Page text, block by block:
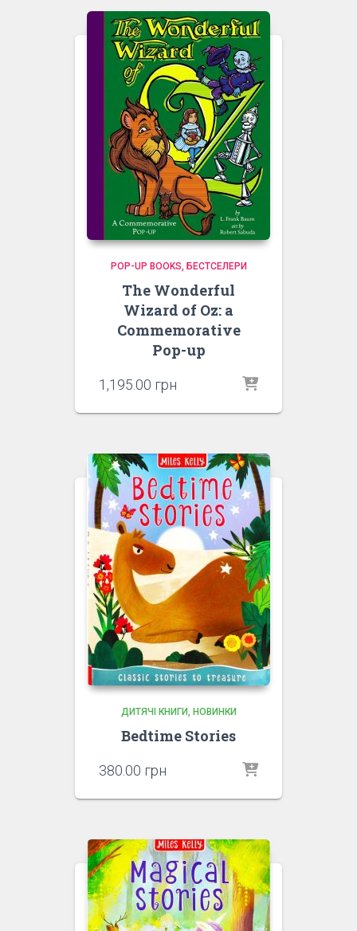
POP-UP BOOKS БЕСТСЕЛЕРИ
The Wonderful
Wizard of Oz: a
Commemorative
Pop-up
1,195.00 грн
ДИТЯЧІ КНИГИ НОВИНКИ
Bedtime Stories
380.00 грн